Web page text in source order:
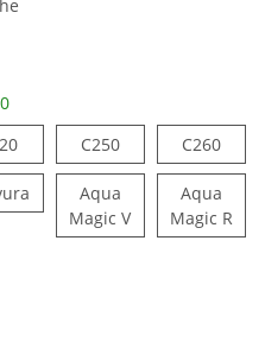
C220 C250C250 C260C260
BravuraAqua
Magic VAqua Magic V
Aqua
Magic R